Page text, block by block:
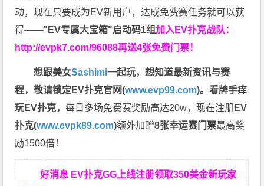
动，现在只要成为EV新用户，达成免费赛任务就可以获
得——"EV专属大宝箱"启动码1组加入EV扑克战队：
http://evpk7.com/96088再送4张免费门票！
想跟美女Sashimi一起玩，想知道最新资讯与赛
程，敬请锁定EV扑克官网(www.evp99.com)。看牌手痒
玩EV扑克，每日多场免费赛奖励高达20w，现在注册EV
扑克(www.evpk89.com)额外加赠8张幸运赛门票最高奖
励1500倍！
好消息 EV扑克GG上线注册领取350美金新玩家